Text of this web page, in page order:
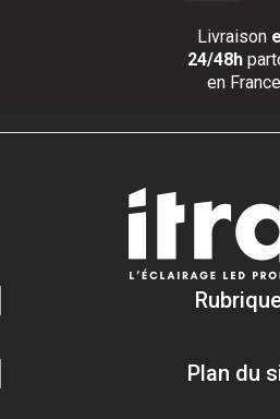
Livraison
24/48h
en France
Plan du